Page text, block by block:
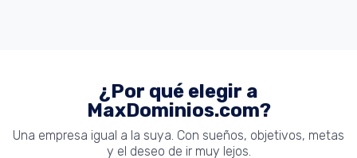
¿Por qué elegir a
MaxDominios.com?
Una empresa igual a la suya. Con sueños, objetivos, metas
y el deseo de ir muy lejos.